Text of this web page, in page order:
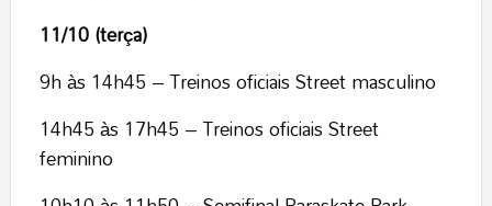
11/10 (terça)
9h às 14h45 – Treinos oficiais Street masculino
14h45 às 17h45 – Treinos oficiais Street
feminino